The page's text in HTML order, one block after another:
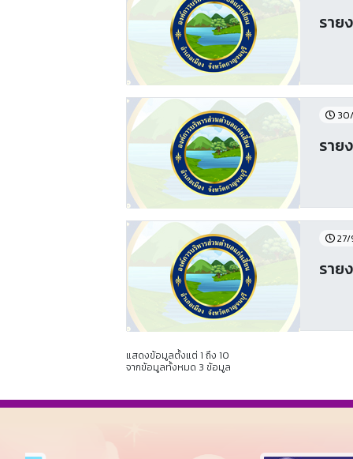
ราย
30/
ราย
27/
ราย
แสดงข้อมูลตั้งแต่ 1 ถึง 10
จากข้อมูลทั้งหมด 3 ข้อมูล